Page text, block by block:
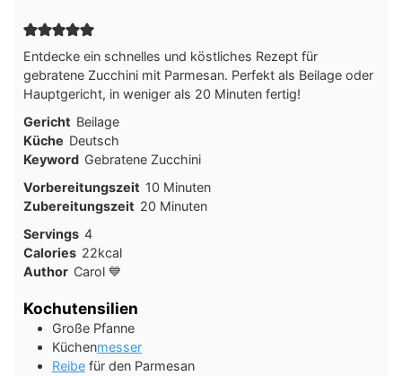
Entdecke ein schnelles und köstliches Rezept für
gebratene Zucchini mit Parmesan. Perfekt als Beilage oder
Hauptgericht, in weniger als 20 Minuten fertig!
Gericht Beilage
Küche Deutsch
Keyword Gebratene Zucchini
Vorbereitungszeit 10Minuten
Minuten
Zubereitungszeit 20Minuten
Minuten
Servings 4
Calories 22kcal
Author Carol 💙
Kochutensilien
Große Pfanne
Küchenmesser
Reibe für den Parmesan